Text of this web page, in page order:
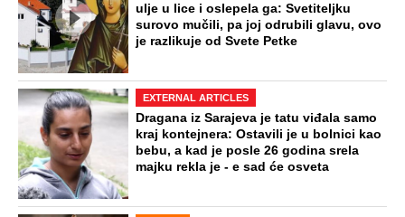
ulje u lice i oslepela ga: Svetiteljku
surovo mučili, pa joj odrubili glavu, ovo
je razlikuje od Svete Petke
EXTERNAL ARTICLES
Dragana iz Sarajeva je tatu viđala samo
kraj kontejnera: Ostavili je u bolnici kao
bebu, a kad je posle 26 godina srela
majku rekla je - e sad će osveta